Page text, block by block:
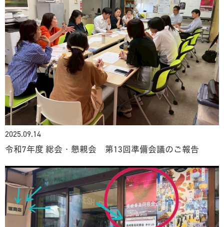
2025.09.14
令和7年度 総会・懇親会 第13回準備会議のご報告